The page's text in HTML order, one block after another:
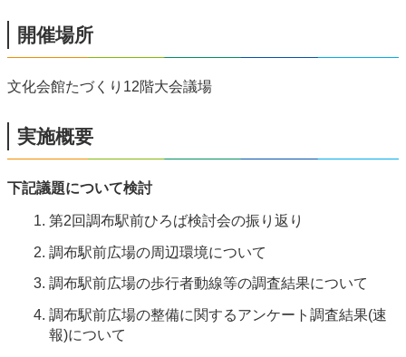
開催場所
文化会館たづくり12階大会議場
実施概要
下記議題について検討
第2回調布駅前ひろば検討会の振り返り
調布駅前広場の周辺環境について
調布駅前広場の歩行者動線等の調査結果について
調布駅前広場の整備に関するアンケート調査結果(速
報)について